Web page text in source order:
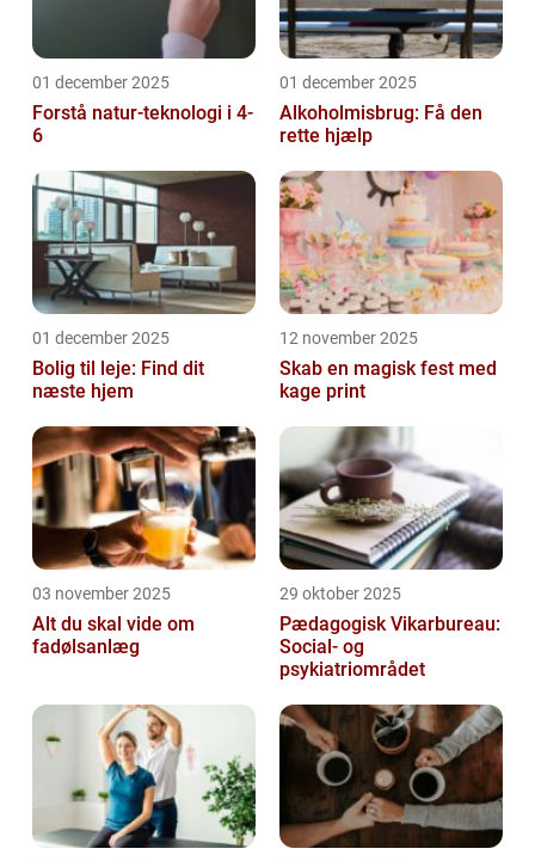
01 december 2025
Forstå natur-teknologi i 4-
6
01 december 2025
Alkoholmisbrug: Få den
rette hjælp
01 december 2025
Bolig til leje: Find dit
næste hjem
12 november 2025
Skab en magisk fest med
kage print
03 november 2025
Alt du skal vide om
fadølsanlæg
29 oktober 2025
Pædagogisk Vikarbureau:
Social- og
psykiatriområdet